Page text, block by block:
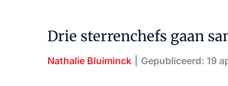
Drie sterrenchefs gaan
Nathalie Bluiminck Gepubliceerd: 19